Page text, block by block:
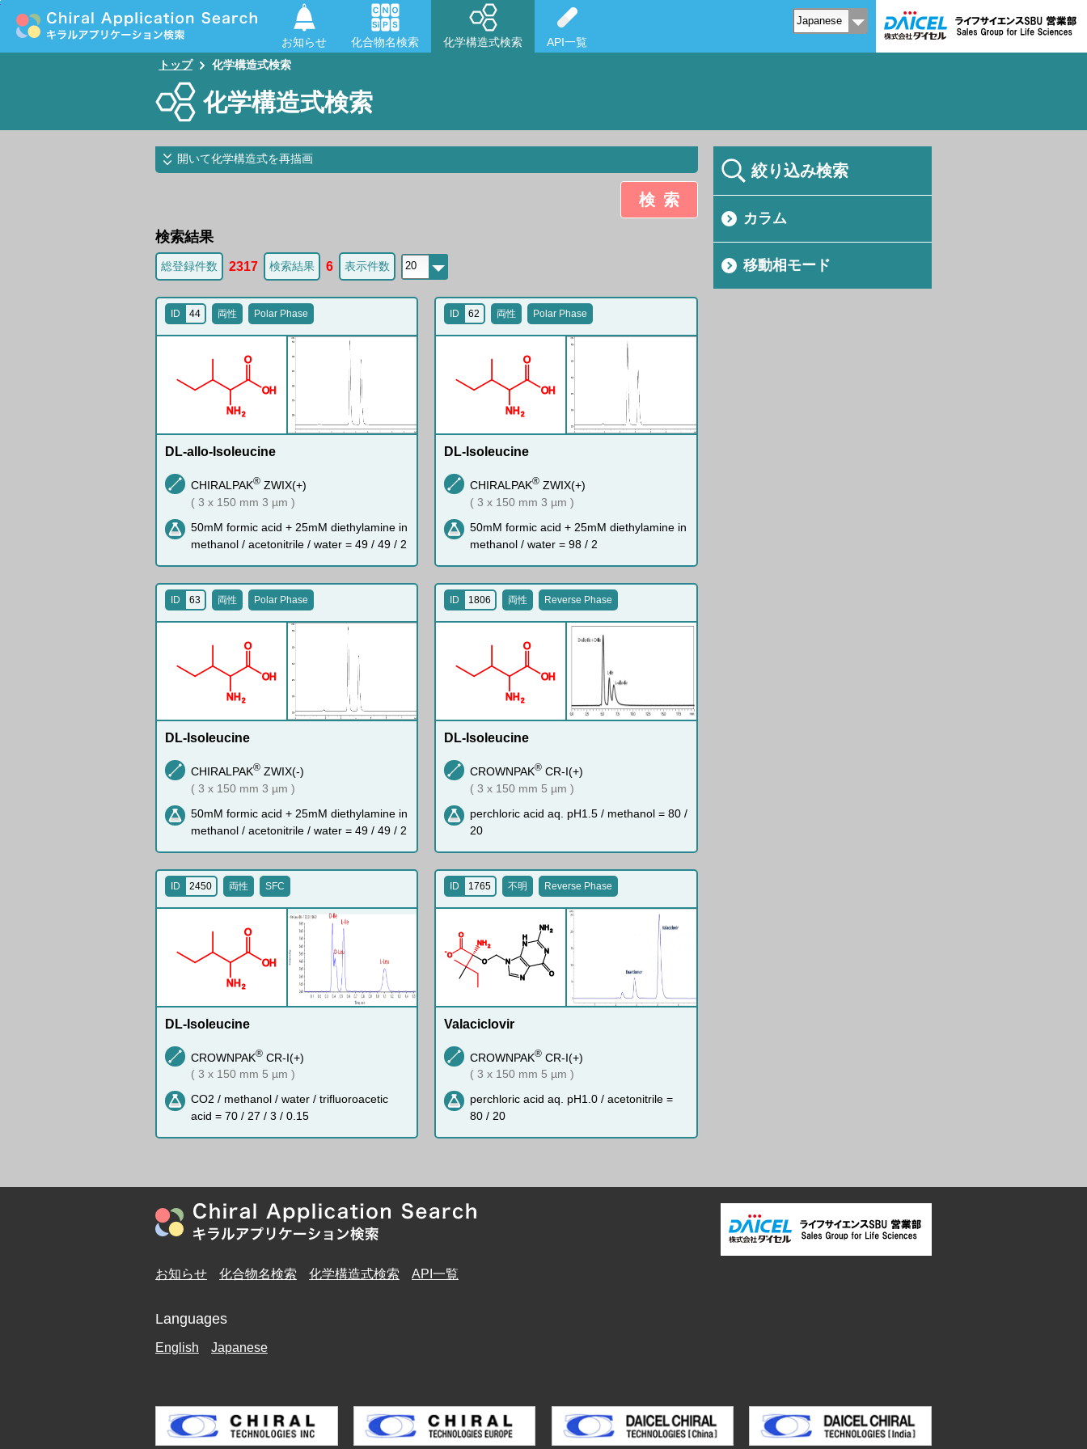
お知らせ 化合物名検索 化学構造式検索
API一覧
トップ
化学構造式検索
化学構造式検索
O
開いて化学構造式を再描画
検索
検索結果
総登録件数 2317 検索結果 6 表示件数
OH
O
N H 2
ID 44 両性 Polar Phase
DL-allo-Isoleucine
CHIRALPAK® ZWIX(+)
( 3 x 150 mm 3 µm )
50mM formic acid + 25mM diethylamine in
methanol / acetonitrile / water = 49 / 49 / 2
OH
O
N H 2
ID 62 両性 Polar Phase
DL-Isoleucine
CHIRALPAK® ZWIX(+)
( 3 x 150 mm 3 µm )
50mM formic acid + 25mM diethylamine in
methanol / water = 98 / 2
OH
O
N H 2
ID 63 両性 Polar Phase
DL-Isoleucine
CHIRALPAK® ZWIX(-)
( 3 x 150 mm 3 µm )
50mM formic acid + 25mM diethylamine in
methanol / acetonitrile / water = 49 / 49 / 2
OH
O
N H 2
ID 1806 両性 Reverse Phase
DL-Isoleucine
CROWNPAK® CR-I(+)
( 3 x 150 mm 5 µm )
perchloric acid aq. pH1.5 / methanol = 80 /
20
OH
O
N H 2
ID 2450 両性 SFC
DL-Isoleucine
CROWNPAK® CR-I(+)
( 3 x 150 mm 5 µm )
CO2 / methanol / water / trifluoroacetic
acid = 70 / 27 / 3 / 0.15
O
O
-
N H 2
O N
N
N
H
N
O
N H 2
ID 1765 不明 Reverse Phase
Valaciclovir
CROWNPAK® CR-I(+)
( 3 x 150 mm 5 µm )
perchloric acid aq. pH1.0 / acetonitrile =
80 / 20
絞り込み検索
カラム
移動相モード
お知らせ 化合物名検索 化学構造式検索 API一覧
Languages
English Japanese